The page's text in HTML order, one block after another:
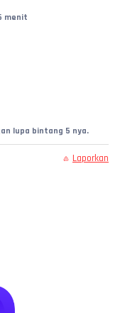
menit
lupa bintang 5 nya.
Laporkan